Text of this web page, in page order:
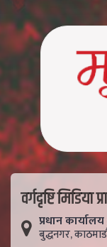
वर्गदृष्टि मिडिया
प्रधान
बुद्धनगर,